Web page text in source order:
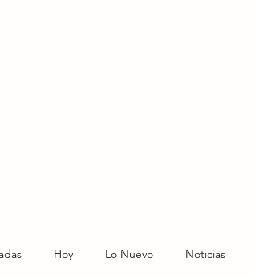
Hoy Lo Nuevo Noticias